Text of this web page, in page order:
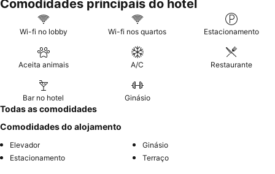
Comodidades principais do hotel
Wi-fi no lobby Wi-fi nos quartos Estacionamento
Aceita animais A/C Restaurante
Bar no hotel Ginásio
Todas as comodidades
Comodidades do alojamento
Elevador
Ginásio
Estacionamento
Terraço